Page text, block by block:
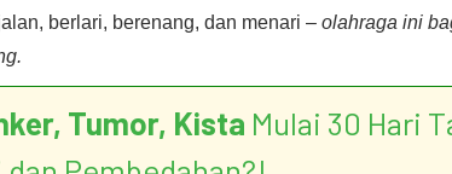
berlari, berenang, dan menari – olahraga ini
Tumor, Kista Mulai 30 Hari